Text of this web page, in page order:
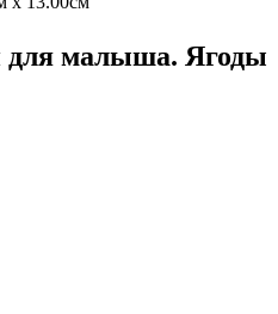
малыша. Ягоды